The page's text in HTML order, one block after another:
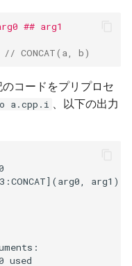
## arg1
// CONCAT(a, b)
コードをプリプロセ
a.cpp.i 、以下の出力